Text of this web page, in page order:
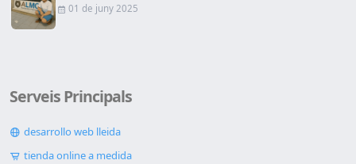
01 de juny 2025
Serveis Principals
desarrollo web lleida
tienda online a medida